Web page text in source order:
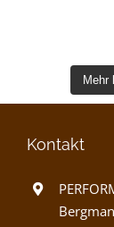
Kontakt